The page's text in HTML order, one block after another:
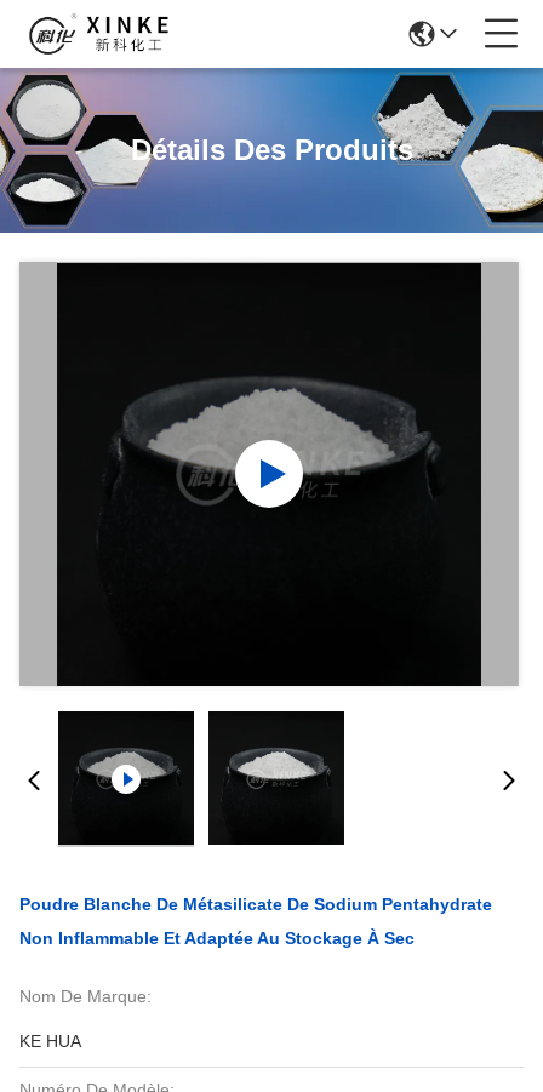
Détails Des Produits
Poudre Blanche De Métasilicate De Sodium Pentahydrate
Non Inflammable Et Adaptée Au Stockage À Sec
Nom De Marque:
KE HUA